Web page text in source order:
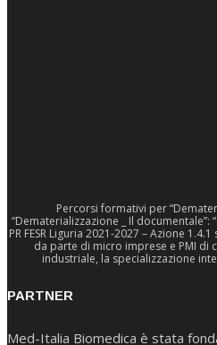
Percorsi formativi per
“Dematerializzazione _ Il
PR FESR Liguria 2021-2027 – Azione
da parte di micro imprese e PMI di
industriale, la specializzazione
PARTNER
Med-Italia Biomedica è stata